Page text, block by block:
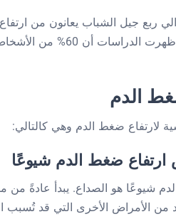
ربع جيل الشباب يعانون من
الدم
لارتفاع ضغط الدم وهي كالتالي:
ارتفاع ضغط الدم شيوعًا
شيوعًا هو الصداع. يبدأ عادةً من
من الأمراض الأخرى التي قد